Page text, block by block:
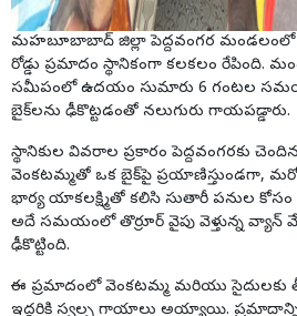
మహబూబాబాద్ జిల్లా పెద్దవంగర మండలంలో
రోడ్డు ప్రమాదం స్థానికంగా కలకలం రేపింది.
సమీపంలో ఉదయం సుమారు 6 గంటల
బైక్‌లను ఢీకొట్టడంతో నలుగురు గాయపడ్డారు.
స్థానికుల వివరాల ప్రకారం పెద్దవంగరకు
వెంకటమ్మతో ఒక బైక్‌పై ప్రయాణిస్తుండగా,
భార్య యాకలక్ష్మితో కలిసి సుతారీ పనుల కోసం
అదే సమయంలో తొర్రూర్ వైపు వెళ్తున్న వ్యాన్
ఢీకొట్టింది.
ఈ ప్రమాదంలో వెంకటమ్మ మరియు
ఇద్దరికి స్వల్ప గాయాలు అయ్యాయి. ప్రమాదాన్ని